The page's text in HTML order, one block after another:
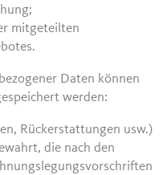
mitgeteilten
Daten können
werden:
Rückerstattungen usw.)
die nach den